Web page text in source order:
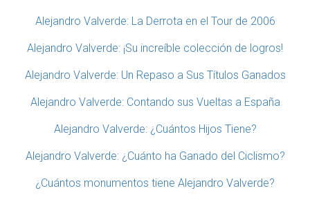
Alejandro Valverde: La Derrota en el Tour de 2006
Alejandro Valverde: ¡Su increíble colección de logros!
Alejandro Valverde: Un Repaso a Sus Títulos Ganados
Alejandro Valverde: Contando sus Vueltas a España
Alejandro Valverde: ¿Cuántos Hijos Tiene?
Alejandro Valverde: ¿Cuánto ha Ganado del Ciclismo?
¿Cuántos monumentos tiene Alejandro Valverde?